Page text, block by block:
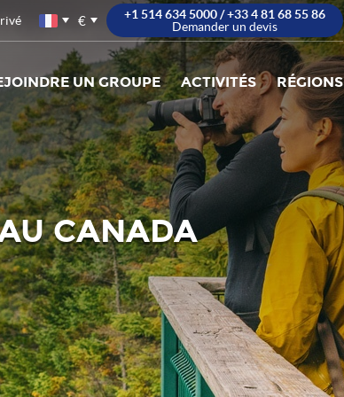
€
+1 514 634 5000 / +33 4 81 68 55 86
Demander un devis
UN GROUPE ACTIVITÉS RÉGIONS
CANADA